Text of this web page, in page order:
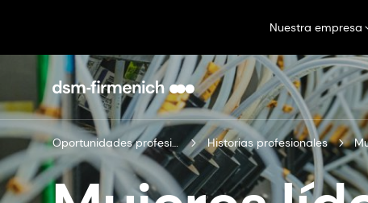
Nuestra empresa
Oportunidades profesionales Historias profesionales